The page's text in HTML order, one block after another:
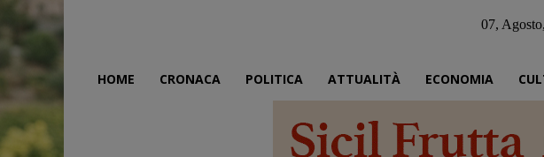
07,
HOME CRONACA POLITICA ATTUALITÀ ECONOMIA